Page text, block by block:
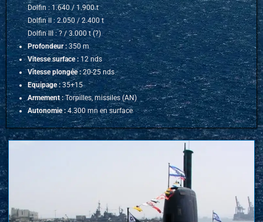
Dolfin : 1.640 / 1.900 t
Dolfin II : 2.050 / 2.400 t
Dolfin III : ? / 3.000 t (?)
Profondeur :350 m
Vitesse surface :12 nds
Vitesse plongée :20-25 nds
Equipage : 35+15
Armement :Torpilles, missiles (AN)
Autonomie :4.300 mn en surface